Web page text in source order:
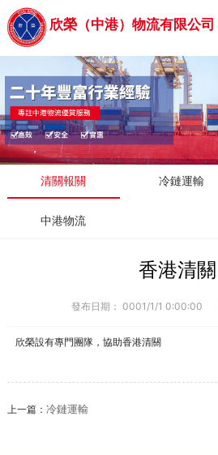
欣榮（中港）物流有限公司
清關報關 冷鏈運輸
中港物流
香港清關
發布日期： 0001/1/1 0:00:00
欣榮設有專門團隊，協助香港清關
上一篇： 冷鏈運輸